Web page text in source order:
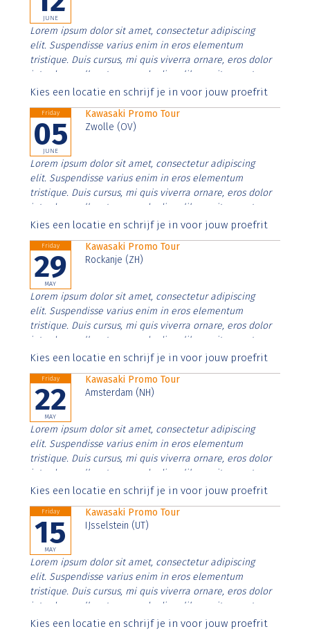
JUNE
Lorem ipsum dolor sit amet, consectetur adipiscing
elit. Suspendisse varius enim in eros elementum
tristique. Duis cursus, mi quis viverra ornare, eros dolor
interdum nulla, ut commodo diam libero vitae erat.
Aenean faucibus nibh et justo cursus id rutrum lorem
Kies een locatie en schrijf je in voor jouw proefrit
Friday
05
JUNE
Kawasaki Promo Tour
Zwolle (OV)
Lorem ipsum dolor sit amet, consectetur adipiscing
elit. Suspendisse varius enim in eros elementum
tristique. Duis cursus, mi quis viverra ornare, eros dolor
interdum nulla, ut commodo diam libero vitae erat.
Aenean faucibus nibh et justo cursus id rutrum lorem
Kies een locatie en schrijf je in voor jouw proefrit
Friday
29
MAY
Kawasaki Promo Tour
Rockanje (ZH)
Lorem ipsum dolor sit amet, consectetur adipiscing
elit. Suspendisse varius enim in eros elementum
tristique. Duis cursus, mi quis viverra ornare, eros dolor
interdum nulla, ut commodo diam libero vitae erat.
Aenean faucibus nibh et justo cursus id rutrum lorem
Kies een locatie en schrijf je in voor jouw proefrit
Friday
22
MAY
Kawasaki Promo Tour
Amsterdam (NH)
Lorem ipsum dolor sit amet, consectetur adipiscing
elit. Suspendisse varius enim in eros elementum
tristique. Duis cursus, mi quis viverra ornare, eros dolor
interdum nulla, ut commodo diam libero vitae erat.
Aenean faucibus nibh et justo cursus id rutrum lorem
Kies een locatie en schrijf je in voor jouw proefrit
Friday
15
MAY
Kawasaki Promo Tour
IJsselstein (UT)
Lorem ipsum dolor sit amet, consectetur adipiscing
elit. Suspendisse varius enim in eros elementum
tristique. Duis cursus, mi quis viverra ornare, eros dolor
interdum nulla, ut commodo diam libero vitae erat.
Aenean faucibus nibh et justo cursus id rutrum lorem
Kies een locatie en schrijf je in voor jouw proefrit